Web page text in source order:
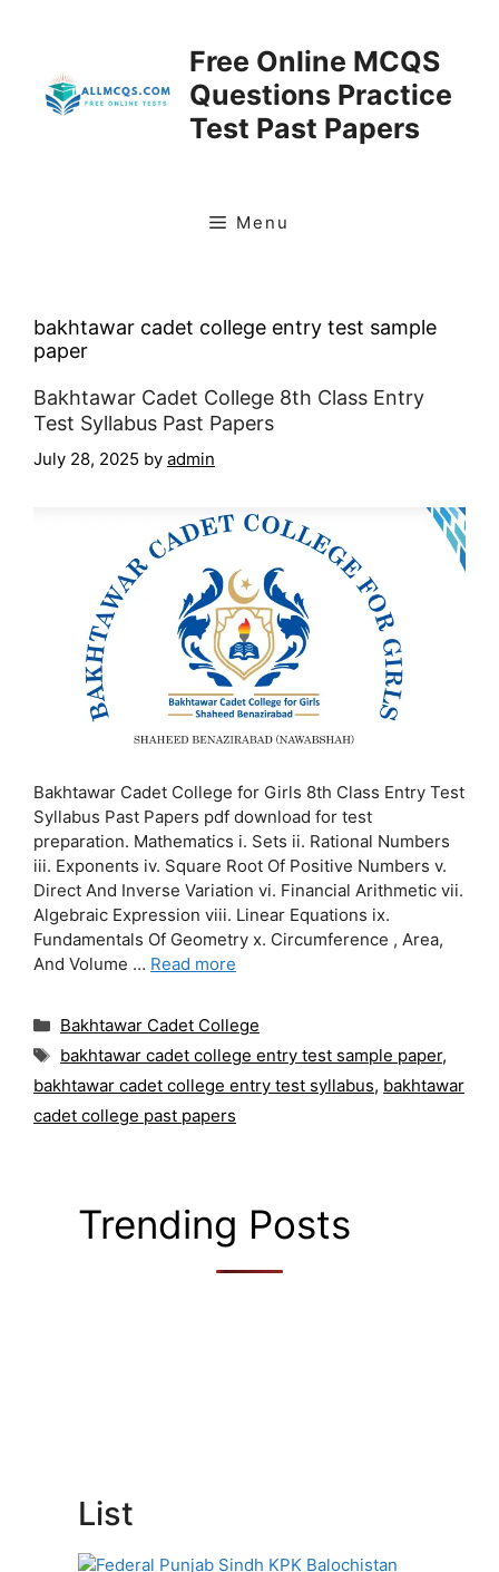
Free Online MCQS
Questions Practice
Test Past Papers
Menu
bakhtawar cadet college entry test sample
paper
Bakhtawar Cadet College 8th Class Entry
Test Syllabus Past Papers
July 28, 2025 by admin
Bakhtawar Cadet College for Girls 8th Class Entry Test
Syllabus Past Papers pdf download for test
preparation. Mathematics i. Sets ii. Rational Numbers
iii. Exponents iv. Square Root Of Positive Numbers v.
Direct And Inverse Variation vi. Financial Arithmetic vii.
Algebraic Expression viii. Linear Equations ix.
Fundamentals Of Geometry x. Circumference , Area,
And Volume … Read more
Categories
Bakhtawar Cadet College
Tags
bakhtawar cadet college entry test sample paper,
bakhtawar cadet college entry test syllabus, bakhtawar
cadet college past papers
Trending Posts
List